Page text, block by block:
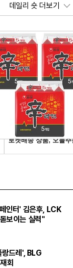
데일리 숏 더보기
인터' 김은후, LCK
보이는 실력"
드레', BLG
회